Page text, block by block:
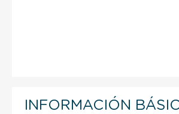
INFORMACIÓN